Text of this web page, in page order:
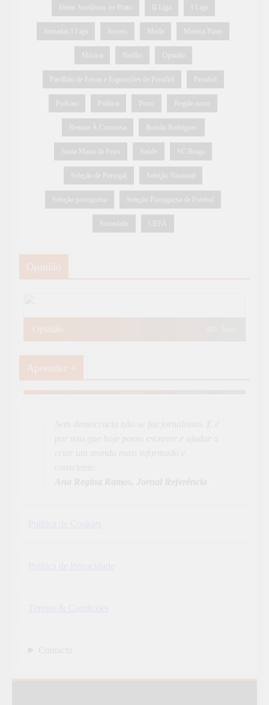
Ideias Saudáveis no Prato II Liga I Liga
Jornadas I Liga Jovens Moda Mónica Pinto
Música Netflix Opinião
Pavilhão de Feiras e Exposições de Penafiel Penafiel
Podcast Política Porto Região norte
Remate À Conversa Romão Rodrigues
Santa Maria da Feira Saúde SC Braga
Seleção de Portugal Seleção Nacional
Seleção portuguesa Seleção Portuguesa de Futebol
Sociedade UEFA
Opinião
Opinião
Aprender +
Aprender Mais 19 News